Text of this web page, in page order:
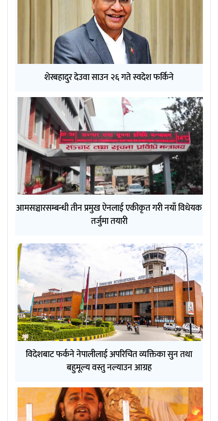
शेरबहादुर देउवा साउन २६ गते स्वदेश फर्किने
आमसञ्चारसम्बन्धी तीन प्रमुख ऐनलाई एकीकृत गरी नयाँ विधेयक
तर्जुमा तयारी
विदेशबाट फर्कने नेपालीलाई अपरिचित व्यक्तिका सुन तथा
बहुमूल्य वस्तु नल्याउन आग्रह